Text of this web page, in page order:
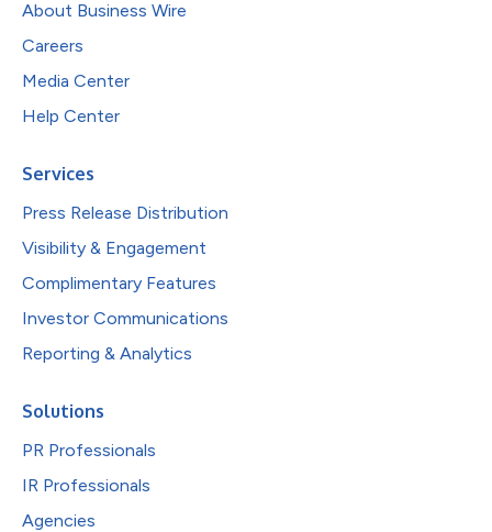
About Business Wire
Careers
Media Center
Help Center
Services
Press Release Distribution
Visibility & Engagement
Complimentary Features
Investor Communications
Reporting & Analytics
Solutions
PR Professionals
IR Professionals
Agencies